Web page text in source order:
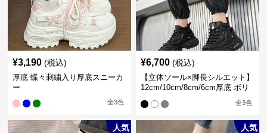
¥3,190 (税込)
厚底 蝶々刺繍入り厚底スニーカ
ー
全3色
¥6,700 (税込)
【立体ソール×脚長シルエット】
12cm/10cm/8cm/6cm厚底 ボリ
ュームソール立体設計ハイカッ
トスニーカー｜スニーカー・ハ
イカット
全3色
人気 人気